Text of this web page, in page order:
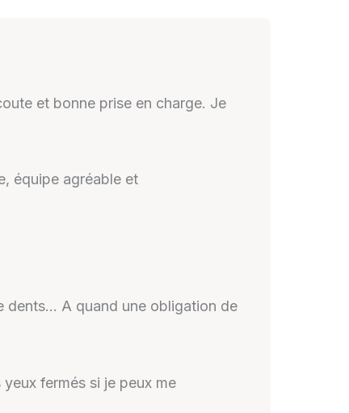
et bonne prise en charge. Je
équipe agréable et
dents… A quand une obligation de
fermés si je peux me